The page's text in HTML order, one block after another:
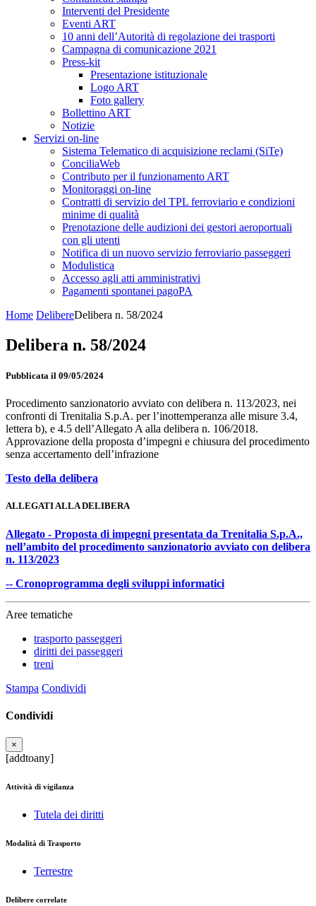
Interventi del Presidente
Eventi ART
10 anni dell’Autorità di regolazione dei trasporti
Campagna di comunicazione 2021
Press-kit
Presentazione istituzionale
Logo ART
Foto gallery
Bollettino ART
Notizie
Servizi on-line
Sistema Telematico di acquisizione reclami (SiTe)
ConciliaWeb
Contributo per il funzionamento ART
Monitoraggi on-line
Contratti di servizio del TPL ferroviario e condizioni
minime di qualità
Prenotazione delle audizioni dei gestori aeroportuali
con gli utenti
Notifica di un nuovo servizio ferroviario passeggeri
Modulistica
Accesso agli atti amministrativi
Pagamenti spontanei pagoPA
Home DelibereDelibera n. 58/2024
Delibera n. 58/2024
Pubblicata il 09/05/2024
Procedimento sanzionatorio avviato con delibera n. 113/2023, nei
confronti di Trenitalia S.p.A. per l’inottemperanza alle misure 3.4,
lettera b), e 4.5 dell’Allegato A alla delibera n. 106/2018.
Approvazione della proposta d’impegni e chiusura del procedimento
senza accertamento dell’infrazione
Testo della delibera
ALLEGATI ALLA DELIBERA
Allegato - Proposta di impegni presentata da Trenitalia S.p.A.,
nell’ambito del procedimento sanzionatorio avviato con delibera
n. 113/2023
-- Cronoprogramma degli sviluppi informatici
Aree tematiche
trasporto passeggeri
diritti dei passeggeri
treni
Stampa Condividi
Condividi
×
[addtoany]
Attività di vigilanza
Tutela dei diritti
Modalità di Trasporto
Terrestre
Delibere correlate